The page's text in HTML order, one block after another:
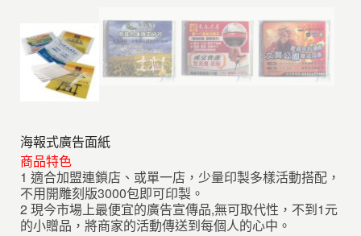
海報式廣告面紙
商品特色
1 適合加盟連鎖店、或單一店，少量印製多樣活動搭配，
不用開雕刻版3000包即可印製。
2 現今市場上最便宜的廣告宣傳品,無可取代性，不到1元
的小贈品，將商家的活動傳送到每個人的心中。